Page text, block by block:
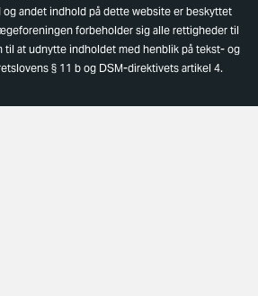
og andet indhold på dette website er beskyttet
forbeholder sig alle rettigheder til
at udnytte indholdet med henblik på tekst- og
§ 11 b og DSM-direktivets artikel 4.